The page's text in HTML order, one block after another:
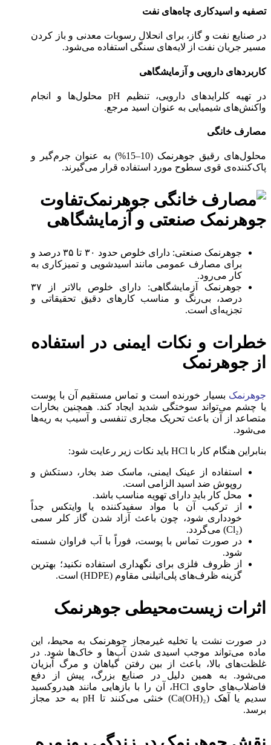
تصفیه و اسیدکاری چاه‌های نفت
در صنایع نفت و گاز، برای انحلال رسوبات معدنی و باز کردن
مسیر جریان نفت از لایه‌های سنگی استفاده می‌شود.
کاربردهای دارویی و آزمایشگاهی
در تهیه کلرایدهای دارویی، تنظیم pH محلول‌ها و انجام
واکنش‌های شیمیایی به عنوان اسید مرجع.
مصارف خانگی
محلول‌های رقیق جوهرنمک (10–15%) به عنوان جرم‌گیر و
پاک‌کننده‌ی قوی سطوح مورد استفاده قرار می‌گیرند.
تفاوت
جوهرنمک صنعتی و آزمایشگاهی
جوهرنمک صنعتی: دارای خلوص حدود ۳۰ تا ۳۵ درصد و
برای مصارف عمومی مانند اسیدشویی و تمیزکاری به
کار می‌رود.
جوهرنمک آزمایشگاهی: دارای خلوص بالاتر از ۳۷
درصد، بی‌رنگ و مناسب کارهای دقیق تحقیقاتی و
تجزیه‌ای است.
خطرات و نکات ایمنی در استفاده
از جوهرنمک
جوهرنمک بسیار خورنده است و تماس مستقیم آن با پوست
یا چشم می‌تواند سوختگی شدید ایجاد کند. همچنین بخارات
متصاعد از آن باعث تحریک مجاری تنفسی و آسیب به ریه‌ها
می‌شود.
بنابراین هنگام کار با HCl باید نکات زیر رعایت شود:
استفاده از عینک ایمنی، ماسک ضد بخار، دستکش و
روپوش ضد اسید الزامی است.
محل کار باید دارای تهویه مناسب باشد.
از ترکیب آن با مواد سفیدکننده یا وایتکس جداً
خودداری شود، چون باعث آزاد شدن گاز کلر سمی
(Cl₂) می‌گردد.
در صورت تماس با پوست، فوراً با آب فراوان شسته
شود.
از ظروف فلزی برای نگهداری استفاده نکنید؛ بهترین
گزینه ظرف‌های پلی‌اتیلنی مقاوم (HDPE) است.
اثرات زیست‌محیطی جوهرنمک
در صورت نشت یا تخلیه غیرمجاز جوهرنمک به محیط، این
ماده می‌تواند موجب اسیدی شدن آب‌ها و خاک‌ها شود. در
غلظت‌های بالا، باعث از بین رفتن گیاهان و مرگ آبزیان
می‌شود. به همین دلیل در صنایع بزرگ، پیش از دفع
فاضلاب‌های حاوی HCl، آن را با بازهایی مانند هیدروکسید
سدیم یا آهک (Ca(OH)₂) خنثی می‌کنند تا pH به حد مجاز
برسد.